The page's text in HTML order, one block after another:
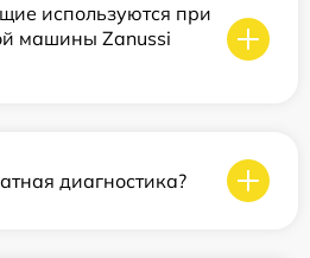
используются при
машины Zanussi
диагностика?